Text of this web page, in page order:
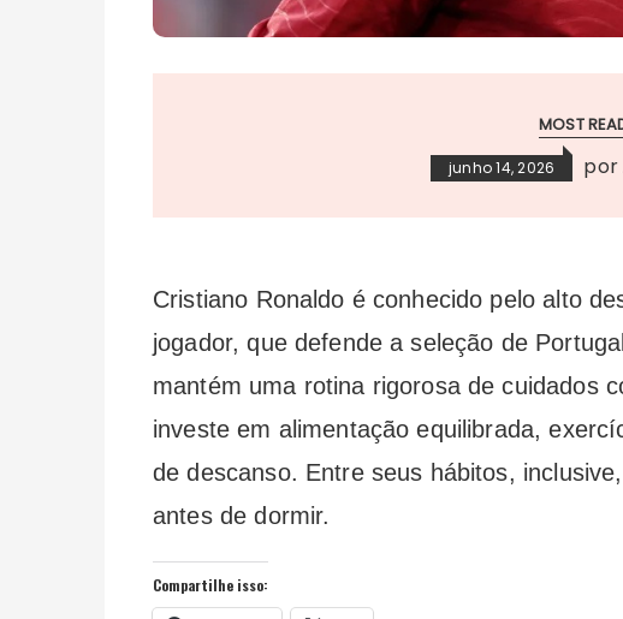
MOST
junho 14, 2026 por
Cristiano Ronaldo é conhecido pelo alto
jogador, que defende a seleção de
mantém uma rotina rigorosa de cuidados
investe em alimentação equilibrada,
de descanso. Entre seus hábitos,
antes de dormir.
Compartilhe isso: